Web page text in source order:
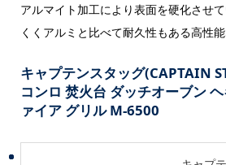
アルマイト加工により表面を硬化させ
くくアルミと比べて耐久性もある高性能
キャプテンスタッグ(CAPTAIN
コンロ 焚火台 ダッチオーブン
ァイア グリル M-6500